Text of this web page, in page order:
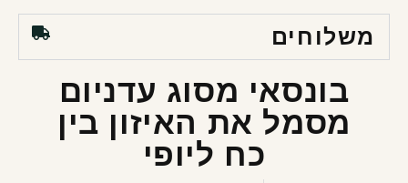
משלוחים
בונסאי מסוג עדניום
מסמל את האיזון בין
כח ליופי